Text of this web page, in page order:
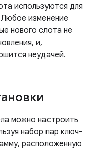
используются для
изменение
нового слота не
и,
неудачей.
можно настроить
набор пар ключ-
расположенную